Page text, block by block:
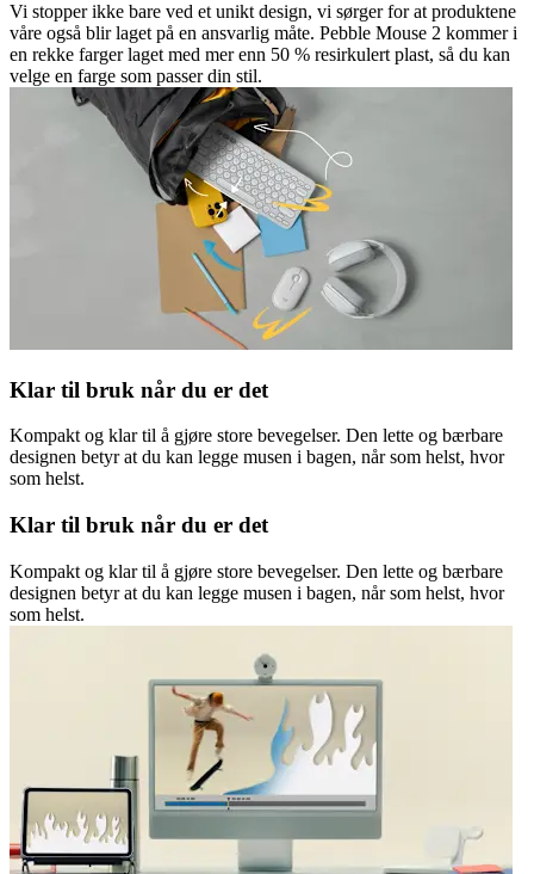
Vi stopper ikke bare ved et unikt design, vi sørger for at produktene
våre også blir laget på en ansvarlig måte. Pebble Mouse 2 kommer i
en rekke farger laget med mer enn 50 % resirkulert plast, så du kan
velge en farge som passer din stil.
Klar til bruk når du er det
Kompakt og klar til å gjøre store bevegelser. Den lette og bærbare
designen betyr at du kan legge musen i bagen, når som helst, hvor
som helst.
Klar til bruk når du er det
Kompakt og klar til å gjøre store bevegelser. Den lette og bærbare
designen betyr at du kan legge musen i bagen, når som helst, hvor
som helst.